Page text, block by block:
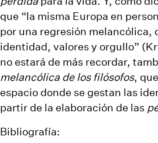
que “la misma Europa en
por una regresión melancólica,
identidad, valores y orgullo”
no estará de más recordar,
melancólica de los filósofos,
espacio donde se gestan las
partir de la elaboración de las
Bibliografía: